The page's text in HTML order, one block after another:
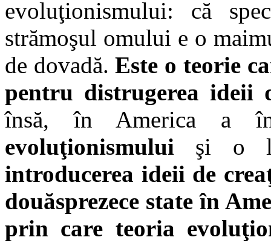
evoluţionismului: că
strămoşul omului e o
de dovadă. Este o teorie
pentru distrugerea ideii
însă, în America a
evoluţionismului şi o
introducerea ideii de
douăsprezece state în
prin care teoria